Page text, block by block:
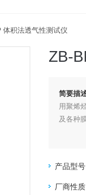
体积法透气性测试仪
ZB-
简要描
用聚烯
及各种
产品型号
厂商性质